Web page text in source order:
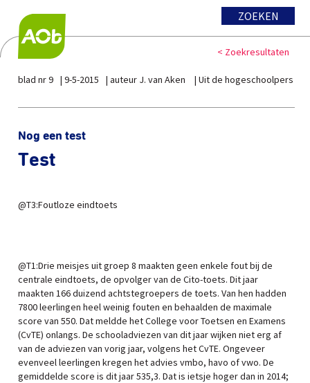
ZOEKEN
< Zoekresultaten
blad nr 9 9-5-2015 auteur J. van Aken Uit de hogeschoolpers
Nog een test
Test
@T3:Foutloze eindtoets
@T1:Drie meisjes uit groep 8 maakten geen enkele fout bij de
centrale eindtoets, de opvolger van de Cito-toets. Dit jaar
maakten 166 duizend achtstegroepers de toets. Van hen hadden
7800 leerlingen heel weinig fouten en behaalden de maximale
score van 550. Dat meldde het College voor Toetsen en Examens
(CvTE) onlangs. De schooladviezen van dit jaar wijken niet erg af
van de adviezen van vorig jaar, volgens het CvTE. Ongeveer
evenveel leerlingen kregen het advies vmbo, havo of vwo. De
gemiddelde score is dit jaar 535,3. Dat is ietsje hoger dan in 2014;